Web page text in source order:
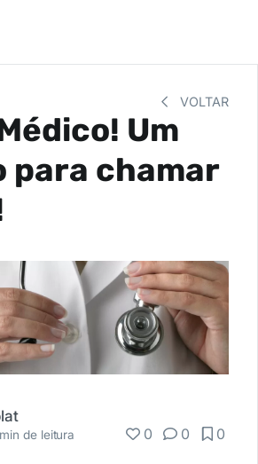
VOLTAR
Um
para chamar
de leitura 0 0 0